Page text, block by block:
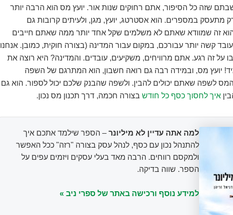
שזה כל הסיפור, אתם רחוקים שנות אור. יועץ מס הוא הרבה יותר
במספרים. הוא אסטרטג, יועץ, מגן, ולעיתים קרובות גם
זה שמוודא שאתם לא משלמים שקל אחד יותר ממה שאתם חייבים
קשה יותר עבורכם, במקום עבור המדינה (בצורה חוקית, כמובן. אנחנו
על זה רגע. אתם מרוויחים, משקיעים, עובדים. והמדינה? היא רוצה את
יועץ מס, ובמידה רבה גם רואה חשבון, הוא המתרגם של השפה
לשפה שאתם יכולים להבין. ולשפה שהבנק שלכם יכול לספור. הוא גם
איך לחסוך כסף כל חודש בצורה חכמה, דרך תכנון מס נכון.
למה אתה עדיין לא מיליונר – הספר שילמד אתכם איך
להתנהל נכון עם כסף, לנהל עסק בצורה "רזה" ככל האפשר
ולמקסם רווחים. הרבה מאד בעלי עסקים ויזמים עפים על
הספר. שווה בדיקה.
למידע נוסף ורכישה באתר של ספרי ניב »